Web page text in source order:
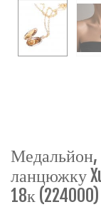
Медальйон,
ланцюжку
18к (224000)